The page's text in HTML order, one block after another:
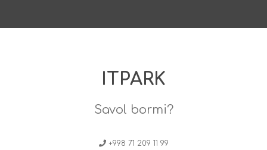
ITPARK
Savol bormi?
+998 71 209 11 99